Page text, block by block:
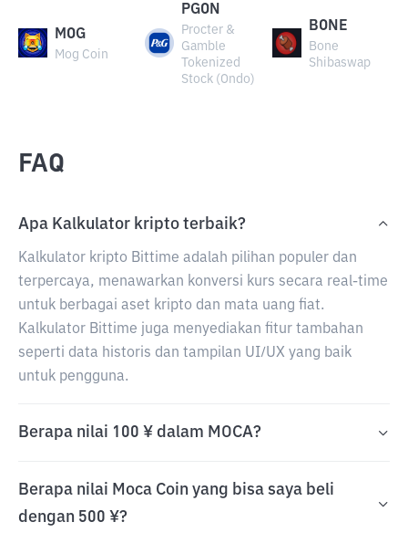
MOG
Mog Coin
PGON
Procter &
Gamble
Tokenized
Stock (Ondo)
BONE
Bone
Shibaswap
FAQ
Apa Kalkulator kripto terbaik?
Kalkulator kripto Bittime adalah pilihan populer dan
terpercaya, menawarkan konversi kurs secara real-time
untuk berbagai aset kripto dan mata uang fiat.
Kalkulator Bittime juga menyediakan fitur tambahan
seperti data historis dan tampilan UI/UX yang baik
untuk pengguna.
Berapa nilai 100 ¥ dalam MOCA?
Berapa nilai Moca Coin yang bisa saya beli
dengan 500 ¥?